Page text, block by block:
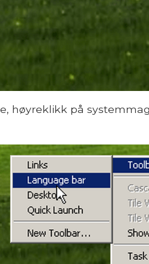
høyreklikk på